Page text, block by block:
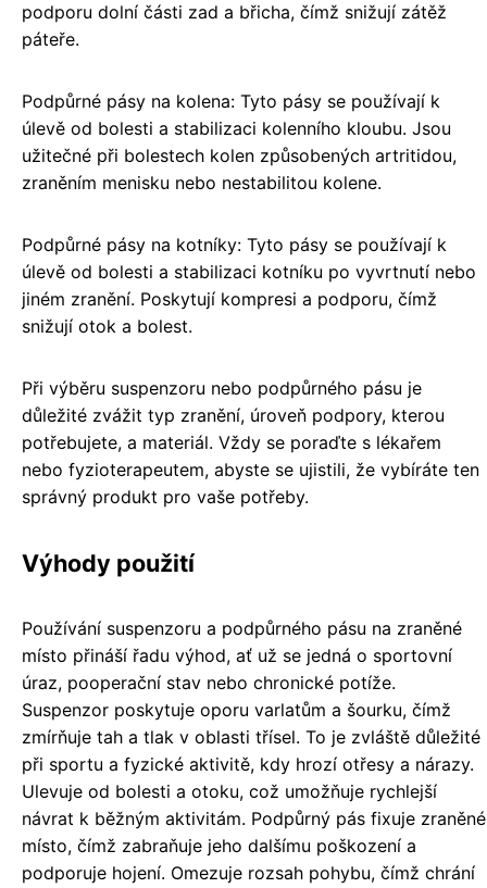
podporu dolní části zad a břicha, čímž snižují zátěž
páteře.
Podpůrné pásy na kolena: Tyto pásy se používají k
úlevě od bolesti a stabilizaci kolenního kloubu. Jsou
užitečné při bolestech kolen způsobených artritidou,
zraněním menisku nebo nestabilitou kolene.
Podpůrné pásy na kotníky: Tyto pásy se používají k
úlevě od bolesti a stabilizaci kotníku po vyvrtnutí nebo
jiném zranění. Poskytují kompresi a podporu, čímž
snižují otok a bolest.
Při výběru suspenzoru nebo podpůrného pásu je
důležité zvážit typ zranění, úroveň podpory, kterou
potřebujete, a materiál. Vždy se poraďte s lékařem
nebo fyzioterapeutem, abyste se ujistili, že vybíráte ten
správný produkt pro vaše potřeby.
Výhody použití
Používání suspenzoru a podpůrného pásu na zraněné
místo přináší řadu výhod, ať už se jedná o sportovní
úraz, pooperační stav nebo chronické potíže.
Suspenzor poskytuje oporu varlatům a šourku, čímž
zmírňuje tah a tlak v oblasti třísel. To je zvláště důležité
při sportu a fyzické aktivitě, kdy hrozí otřesy a nárazy.
Ulevuje od bolesti a otoku, což umožňuje rychlejší
návrat k běžným aktivitám. Podpůrný pás fixuje zraněné
místo, čímž zabraňuje jeho dalšímu poškození a
podporuje hojení. Omezuje rozsah pohybu, čímž chrání